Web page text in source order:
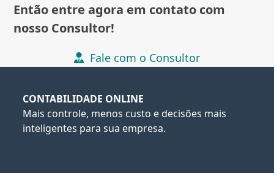
Então entre agora em contato com
nosso Consultor!
Fale com o Consultor
CONTABILIDADE ONLINE
Mais controle, menos custo e decisões mais
inteligentes para sua empresa.